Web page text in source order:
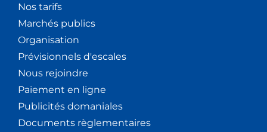
Nos tarifs
Marchés publics
Organisation
Prévisionnels d'escales
Nous rejoindre
Paiement en ligne
Publicités domaniales
Documents règlementaires